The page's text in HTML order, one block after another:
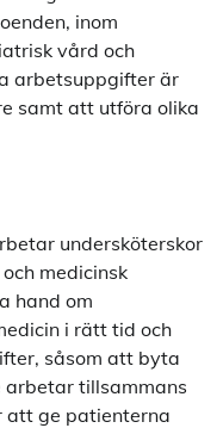
inom
vård och
arbetsuppgifter är
samt att utföra olika
undersköterskor
medicinsk
hand om
i rätt tid och
såsom att byta
arbetar tillsammans
att ge patienterna